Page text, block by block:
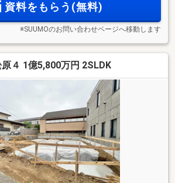
資料をもらう(無料)
※SUUMOのお問い合わせページへ移動します
４ 1億5,800万円 2SLDK